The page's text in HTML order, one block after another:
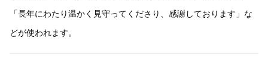
「長年にわたり温かく見守ってくださり、感謝しております」な
どが使われます。